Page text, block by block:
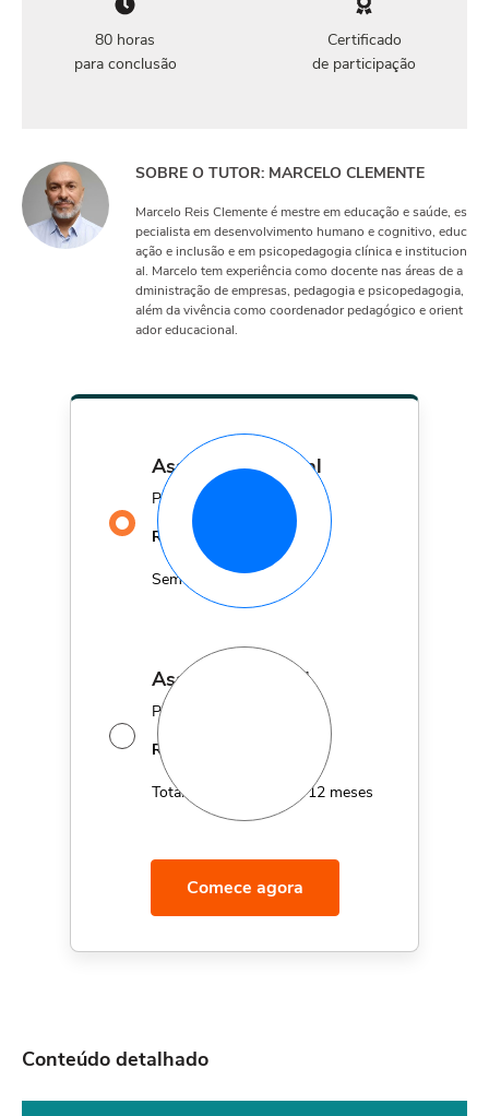
80 horas
para conclusão
Certificado
de participação
SOBRE O TUTOR: MARCELO CLEMENTE
Marcelo Reis Clemente é mestre em educação e saúde, es
pecialista em desenvolvimento humano e cognitivo, educ
ação e inclusão e em psicopedagogia clínica e institucion
al. Marcelo tem experiência como docente nas áreas de a
dministração de empresas, pedagogia e psicopedagogia,
além da vivência como coordenador pedagógico e orient
ador educacional.
assinatura mensal
Por apenas
R$
29,90 MÊS
Sem fidelidade
assinatura anual
Por apenas 12x de
R$
MÊS
Total de R$179,40 por 12 meses
Comece agora
Conteúdo detalhado